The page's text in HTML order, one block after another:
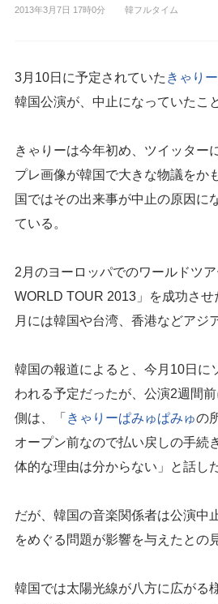
2013年3月7日 17時0分 韓フルタイム
3月10日に予定されていた きゃり
韓国公演が、中止になっていたこ
きゃりーは今年初め、ツイッター
プレ画像が韓国で大きな物議をか
国ではその出来事が中止の原因に
ている。
2月のヨーロッパでのワールドツ
WORLD TOUR 2013」を成功さ
月には韓国や台湾、香港などアジ
韓国の報道によると、今月10日に
われる予定だったが、公演2週間
側は、「 きゃりーぱみゅぱみゅの
オープン前なので払い戻しの手続
体的な理由は分からない」と話した
だが、韓国の音楽関係者は公演中
をめぐる問題が影響を与えたとの
韓国では太陽光線が八方に広がる